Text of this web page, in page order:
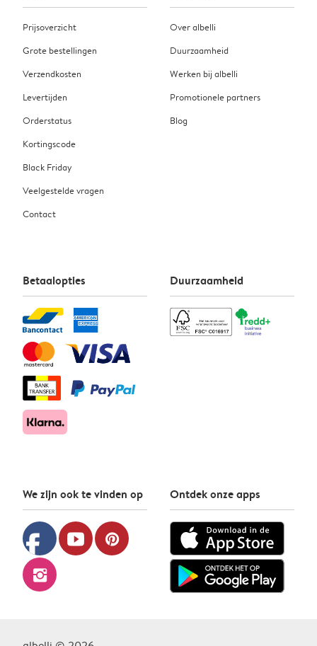
Prijsoverzicht
Grote bestellingen
Verzendkosten
Levertijden
Orderstatus
Kortingscode
Black Friday
Veelgestelde vragen
Contact
Over albelli
Duurzaamheid
Werken bij albelli
Promotionele partners
Blog
Betaalopties Duurzaamheid
We zijn ook te vinden op
facebook youtube pinterest
instagram
Ontdek onze apps